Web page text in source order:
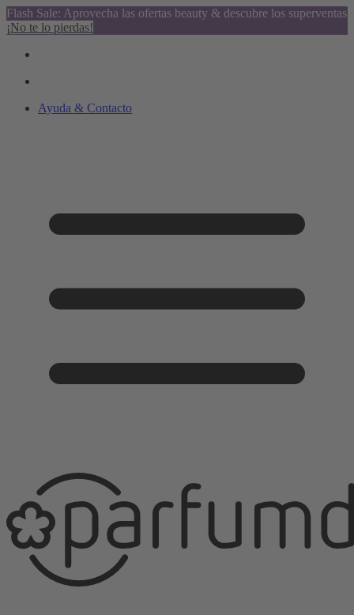
Flash Sale: Aprovecha las ofertas beauty & descubre los superventas
¡No te lo pierdas!
Ayuda & Contacto